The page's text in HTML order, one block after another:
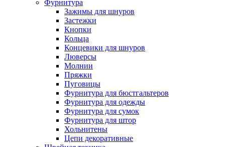
Фурнитура
Зажимы для шнуров
Застежки
Кнопки
Кольца
Концевики для шнуров
Люверсы
Молнии
Пряжки
Пуговицы
Фурнитура для бюстгальтеров
Фурнитура для одежды
Фурнитура для сумок
Фурнитура для штор
Хольнитены
Цепи декоративные